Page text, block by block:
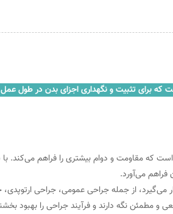
که مقاومت و دوام بیشتری را فراهم می‌کند.
می‌آورد.
می‌گیرد، از جمله جراحی عمومی، جراحی